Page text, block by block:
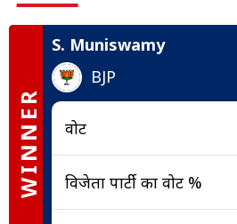
WINNER
S. Muniswamy
BJP
वोट
विजेता पार्टी का वोट %